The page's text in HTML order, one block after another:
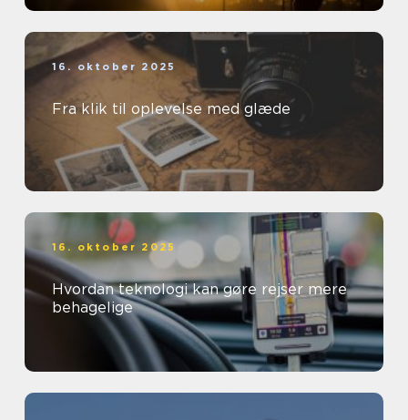
16. oktober 2025
Fra klik til oplevelse med glæde
16. oktober 2025
Hvordan teknologi kan gøre rejser mere
behagelige